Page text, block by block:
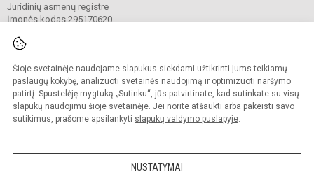
Šioje svetainėje naudojame slapukus siekdami užtikrinti jums teikiamų
paslaugų kokybę, analizuoti svetainės naudojimą ir optimizuoti naršymo
patirtį. Spustelėję mygtuką „Sutinku“, jūs patvirtinate, kad sutinkate su visų
slapukų naudojimu šioje svetainėje. Jei norite atšaukti arba pakeisti savo
sutikimus, prašome apsilankyti slapukų valdymo puslapyje.
NUSTATYMAI
Juridinių asmenų registre
Įmonės kodas 295170620
© 2022. Klaipėdos Prano Mašioto progimnazija. Visos teisės saugomos.
Kopijuoti turinį be raštiško įstaigos administracijos sutikimo griežtai draudžiama.
Prieinamumo paraiška Slapukų valdymas
Sumanus būdas atnaujinti